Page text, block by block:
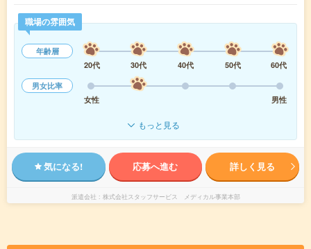
職場の雰囲気
年齢層
20代
30代 40代 50代
60代
男女比率
女性
男性
もっと見る
気になる! 応募へ進む 詳しく見る
派遣会社 株式会社スタッフサービス メディカル事業本部